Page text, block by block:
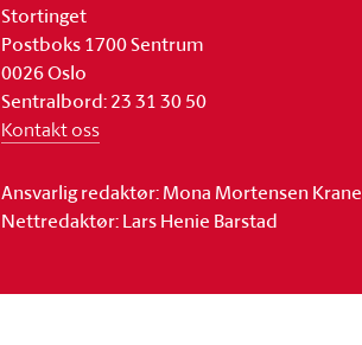
Stortinget
Postboks 1700 Sentrum
0026 Oslo
Sentralbord: 23 31 30 50
Kontakt oss
Ansvarlig redaktør: Mona Mortensen Krane
Nettredaktør: Lars Henie Barstad